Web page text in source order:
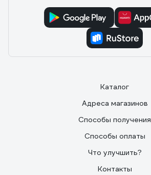
Каталог
Адреса магазинов
Способы получения
Способы оплаты
Что улучшить?
Контакты